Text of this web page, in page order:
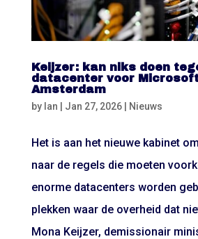
Keijzer: kan niks doen
datacenter voor
Amsterdam
by Ian Jan 27, 2026| Nieuws
Het is aan het nieuwe kabinet
naar de regels die moeten
enorme datacenters worden
plekken waar de overheid dat
Mona Keijzer, demissionair